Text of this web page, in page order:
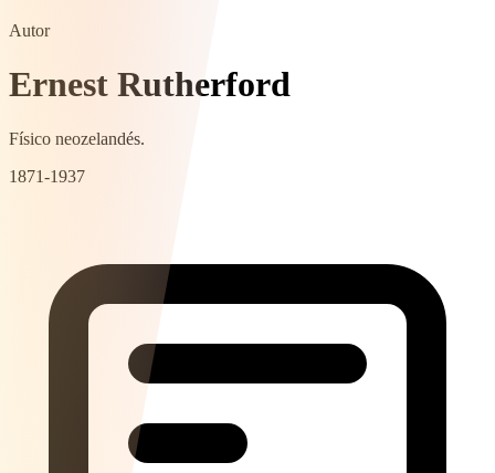
Autor
Ernest Rutherford
Físico neozelandés.
1871-1937